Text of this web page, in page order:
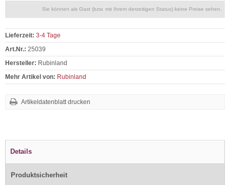
Sie können als Gast (bzw. mit Ihrem derzeitigen Status) keine Preise sehen.
Lieferzeit: 3-4 Tage
Art.Nr.: 25039
Hersteller: Rubinland
Mehr Artikel von: Rubinland
Artikeldatenblatt drucken
Details
Produktsicherheit